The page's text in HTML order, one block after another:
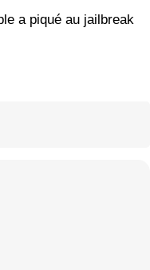
a piqué au jailbreak